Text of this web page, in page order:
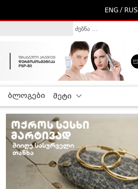
ENG / RUS
ბლოგები მეტი